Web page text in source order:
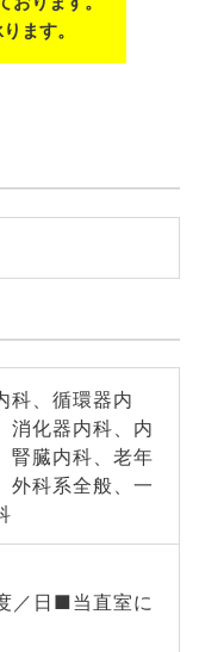
ます。
科、循環器内
消化器内科、内
腎臓内科、老年
外科系全般、一
／日■当直室に